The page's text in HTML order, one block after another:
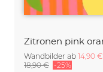
Wandbilder ab 14,90 €
18,90 € -25%